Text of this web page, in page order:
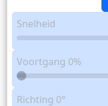
Snelheid
Voortgang 0%
Richting 0°